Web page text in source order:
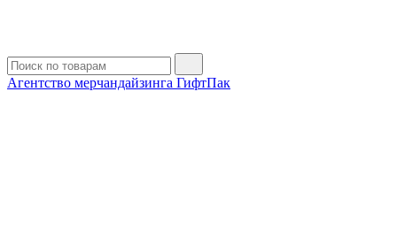
Агентство мерчандайзинга ГифтПак